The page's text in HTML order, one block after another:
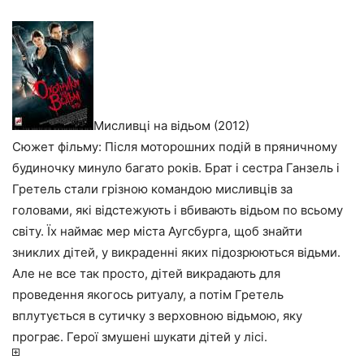
Мисливці на відьом (2012)
Сюжет фільму: Після моторошних подій в пряничному
будиночку минуло багато років. Брат і сестра Ганзель і
Гретель стали грізною командою мисливців за
головами, які відстежують і вбивають відьом по всьому
світу. Їх наймає мер міста Аугсбурга, щоб знайти
зниклих дітей, у викраденні яких підозрюються відьми.
Але не все так просто, дітей викрадають для
проведення якогось ритуалу, а потім Гретель
вплутується в сутичку з верховною відьмою, яку
програє. Герої змушені шукати дітей у лісі.